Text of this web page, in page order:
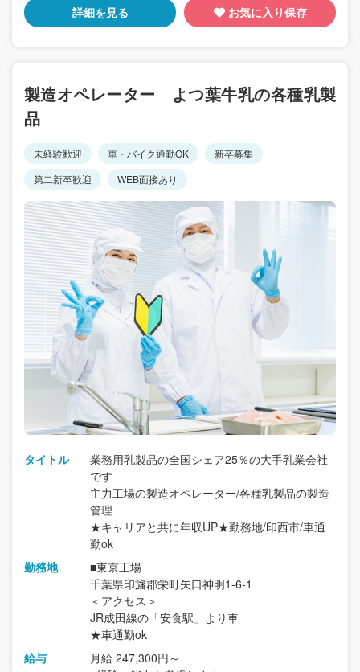
詳細を見る お気に入り保存
製造オペレーター よつ葉牛乳の各種乳製
品
未経験歓迎 車・バイク通勤OK
新卒募集
第二新卒歓迎
WEB面接あり
タイトル
業務用乳製品の全国シェア25％の大手乳業会社
です
主力工場の製造オペレーター/各種乳製品の製造
管理
★キャリアと共に年収UP★勤務地/印西市/車通
勤ok
勤務地
■東京工場
千葉県印旛郡栄町矢口神明1-6-1
＜アクセス＞
JR成田線の「安食駅」より車
★車通勤ok
給与
月給 247,300円～